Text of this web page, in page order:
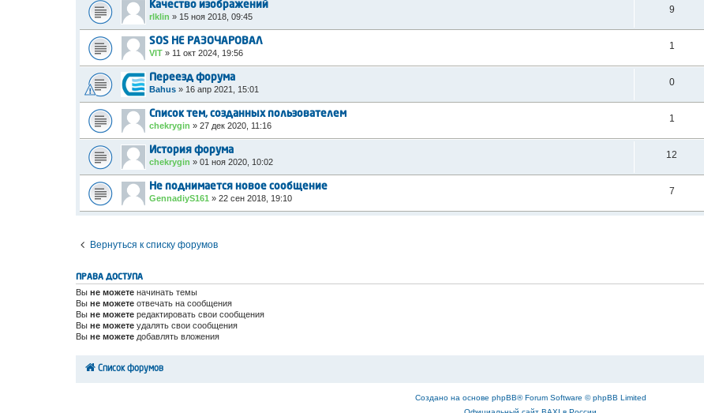
Качество изображений
rlklin » 15 ноя 2018, 09:45
9
SOS НЕ РАЗОЧАРОВАЛ
VIT » 11 окт 2024, 19:56
1
Переезд форума
Bahus » 16 апр 2021, 15:01
0
Список тем, созданных пользователем
chekrygin » 27 дек 2020, 11:16
1
История форума
chekrygin » 01 ноя 2020, 10:02
12
Не поднимается новое сообщение
GennadiyS161 » 22 сен 2018, 19:10
7
Вернуться к списку форумов
ПРАВА ДОСТУПА
Вы не можете начинать темы
Вы не можете отвечать на сообщения
Вы не можете редактировать свои сообщения
Вы не можете удалять свои сообщения
Вы не можете добавлять вложения
Список форумов
Создано на основе phpBB® Forum Software © phpBB Limited